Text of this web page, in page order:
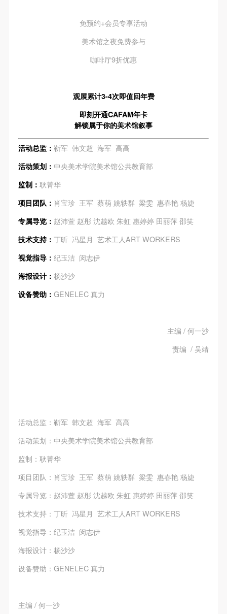
免预约+会员专享活动
美术馆之夜免费参与
咖啡厅9折优惠
观展累计3-4次即值回年费
即刻开通CAFAM年卡
解锁属于你的美术馆叙事
活动总监： 靳军 韩文超 海军 高高
活动策划： 中央美术学院美术馆公共教育部
监制： 耿菁华
项目团队： 肖宝珍 王军 蔡萌 姚轶群 梁雯 惠春艳 杨婕
专属导览： 赵沛萱 赵彤 沈越欧 朱虹 惠婷婷 田丽萍 邵笑
技术支持： 丁昕 冯星月 艺术工人ART WORKERS
视觉指导： 纪玉洁 闵志伊
海报设计： 杨沙沙
设备赞助： GENELEC 真力
主编 / 何一沙
责编 / 吴靖
活动总监：靳军 韩文超 海军 高高
活动策划：中央美术学院美术馆公共教育部
监制：耿菁华
项目团队：肖宝珍 王军 蔡萌 姚轶群 梁雯 惠春艳 杨婕
专属导览：赵沛萱 赵彤 沈越欧 朱虹 惠婷婷 田丽萍 邵笑
技术支持：丁昕 冯星月 艺术工人ART WORKERS
视觉指导：纪玉洁 闵志伊
海报设计：杨沙沙
设备赞助：GENELEC 真力
主编 / 何一沙